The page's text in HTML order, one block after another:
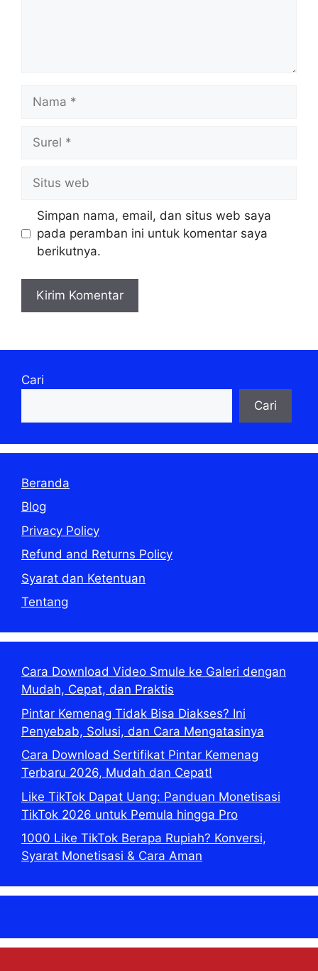
Nama
Surel
Situs
web
Simpan nama, email, dan situs web saya
pada peramban ini untuk komentar saya
berikutnya.
Cari
Cari
Beranda
Blog
Privacy Policy
Refund and Returns Policy
Syarat dan Ketentuan
Tentang
Cara Download Video Smule ke Galeri dengan
Mudah, Cepat, dan Praktis
Pintar Kemenag Tidak Bisa Diakses? Ini
Penyebab, Solusi, dan Cara Mengatasinya
Cara Download Sertifikat Pintar Kemenag
Terbaru 2026, Mudah dan Cepat!
Like TikTok Dapat Uang: Panduan Monetisasi
TikTok 2026 untuk Pemula hingga Pro
1000 Like TikTok Berapa Rupiah? Konversi,
Syarat Monetisasi & Cara Aman